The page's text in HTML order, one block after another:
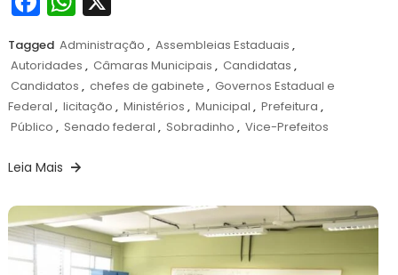
Tagged Administração , Assembleias Estaduais ,
Autoridades , Câmaras Municipais , Candidatas ,
Candidatos , chefes de gabinete , Governos Estadual e
Federal , licitação , Ministérios , Municipal , Prefeitura ,
Público , Senado federal , Sobradinho , Vice-Prefeitos
Leia Mais